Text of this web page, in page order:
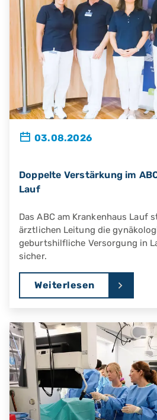
03.08.2026
Doppelte Verstärkung im
Lauf
Das ABC am Krankenhaus Lauf
ärztlichen Leitung die
geburtshilfliche Versorgung in
sicher.
Weiterlesen